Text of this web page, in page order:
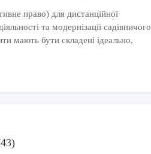
право) для дистанційної
та модернізації садівничого
мають бути складені ідеально,